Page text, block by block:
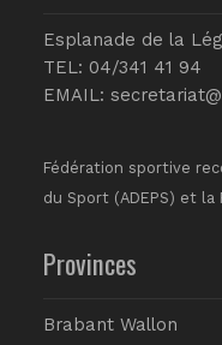
Esplanade de la
TEL: 04/341 41 94
EMAIL:
Fédération sportive
du Sport (ADEPS) et
Provinces
Brabant Wallon